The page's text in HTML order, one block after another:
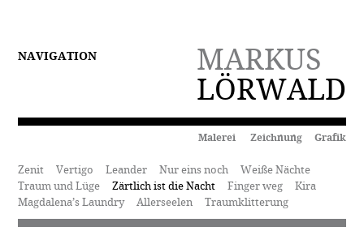
MARKUS
LÖRWALD
NAVIGATION
Malerei Zeichnung Grafik
Zenit Vertigo Leander Nur eins noch
Weiße Nächte
Traum und Lüge
Zärtlich ist die Nacht Finger weg
Kira
Magdalena’s Laundry
Allerseelen Traumklitterung